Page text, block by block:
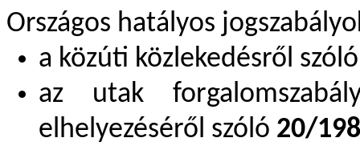
Országos hatályos
a közúti közlekedésről
az utak
elhelyezéséről szóló 20/